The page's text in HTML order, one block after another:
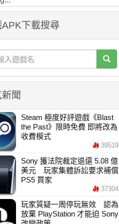
下載搜尋
聞
Steam 極度好評遊戲《Blast
the Past》限時免費 即將改為
收費模式
39519
Sony 獲法院裁定退還 5.08 億
美元 玩家集體訴訟要求補償
PS5 買家
37304
玩家質疑一周停玩無效 認為
放棄 PlayStation 才能迫 Sony